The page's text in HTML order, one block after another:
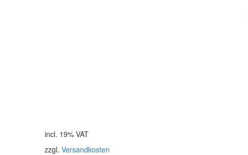
incl. 19% VAT
zzgl. Versandkosten